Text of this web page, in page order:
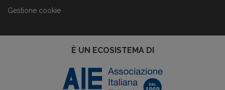
Gestione cookie
È UN ECOSISTEMA DI